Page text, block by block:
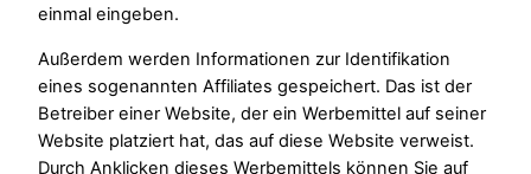
einmal eingeben.
Außerdem werden Informationen zur Identifikation
eines sogenannten Affiliates gespeichert. Das ist der
Betreiber einer Website, der ein Werbemittel auf seiner
Website platziert hat, das auf diese Website verweist.
Durch Anklicken dieses Werbemittels können Sie auf